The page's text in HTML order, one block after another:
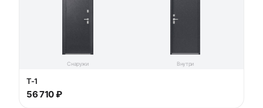
Снаружи Внутри
T-1
56 710 ₽